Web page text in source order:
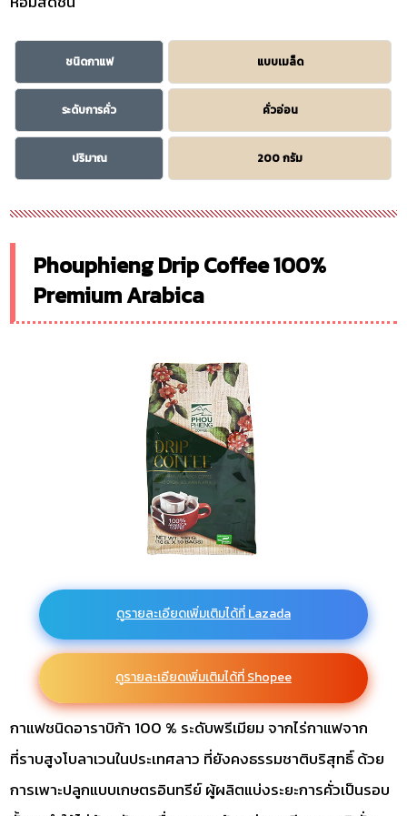
ชนิดกาแฟ แบบเมล็ด
ระดับการคั่ว คั่วอ่อน
ปริมาณ 200 กรัม
Phouphieng Drip Coffee 100%
Premium Arabica
ดูรายละเอียดเพิ่มเติมได้ที่ Lazada
ดูรายละเอียดเพิ่มเติมได้ที่ Shopee
กาแฟชนิดอาราบิก้า 100 % ระดับพรีเมียม จากไร่กาแฟจาก
ที่ราบสูงโบลาเวนในประเทศลาว ที่ยังคงธรรมชาติบริสุทธิ์ ด้วย
การเพาะปลูกแบบเกษตรอินทรีย์ ผู้ผลิตแบ่งระยะการคั่วเป็นรอบ